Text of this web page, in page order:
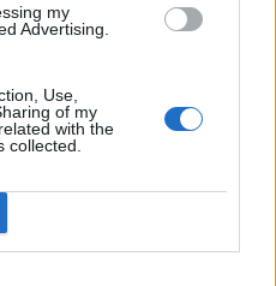
my
Advertising.
Use,
of my
with the
collected.
στην KG Mobility
Ατρόμητος και Novibet
συνεργασίας τους μέχρι το